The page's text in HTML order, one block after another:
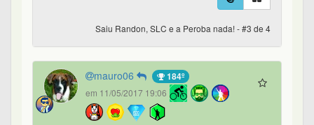
Saiu Randon, SLC e a Peroba nada! - #3 de 4
mauro06 184º
em 11/05/2017 19:06